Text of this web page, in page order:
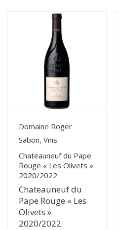
View Details
Domaine Roger
Sabon, Vins
Chateauneuf du Pape
Rouge « Les Olivets »
2020/2022
Chateauneuf du
Pape Rouge « Les
Olivets »
2020/2022